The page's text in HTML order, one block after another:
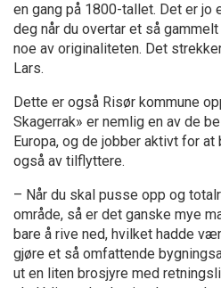
en gang på 1800-tallet. Det er
deg når du overtar et så
noe av originaliteten. Det
Lars.
Dette er også Risør kommune
Skagerrak» er nemlig en av de
Europa, og de jobber aktivt for
også av tilflyttere.
– Når du skal pusse opp og
område, så er det ganske mye
bare å rive ned, hvilket hadde
gjøre et så omfattende
ut en liten brosjyre med